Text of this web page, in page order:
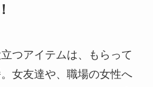
つアイテムは、もらって
女友達や、職場の女性へ